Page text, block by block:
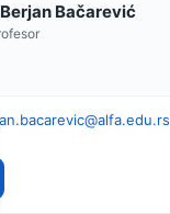
Bačarević